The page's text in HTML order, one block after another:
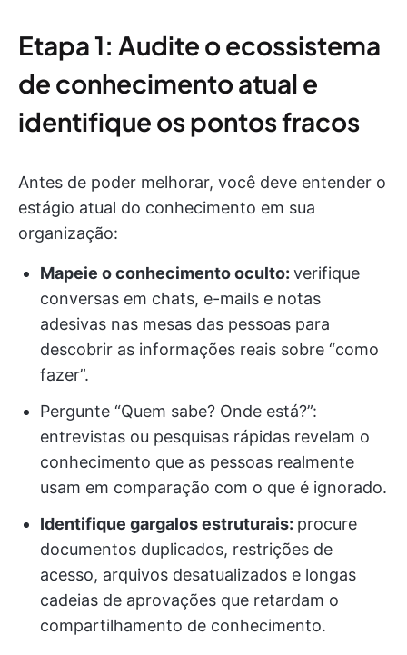
Etapa 1: Audite o ecossistema
de conhecimento atual e
identifique os pontos fracos
Antes de poder melhorar, você deve entender o
estágio atual do conhecimento em sua
organização:
Mapeie o conhecimento oculto: verifique
conversas em chats, e-mails e notas
adesivas nas mesas das pessoas para
descobrir as informações reais sobre “como
fazer”.
Pergunte “Quem sabe? Onde está?”:
entrevistas ou pesquisas rápidas revelam o
conhecimento que as pessoas realmente
usam em comparação com o que é ignorado.
Identifique gargalos estruturais: procure
documentos duplicados, restrições de
acesso, arquivos desatualizados e longas
cadeias de aprovações que retardam o
compartilhamento de conhecimento.